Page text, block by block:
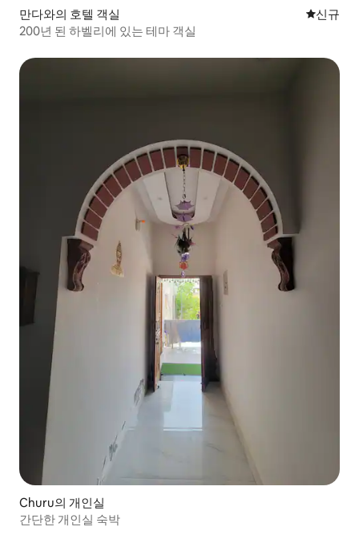
만다와의 호텔 객실 신규 숙소
신규
200년 된 하벨리에 있는 테마 객실
Churu의 개인실
간단한 개인실 숙박